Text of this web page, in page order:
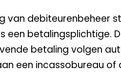
van debiteurenbeheer
een betalingsplichtige.
betaling volgen
een incassobureau of